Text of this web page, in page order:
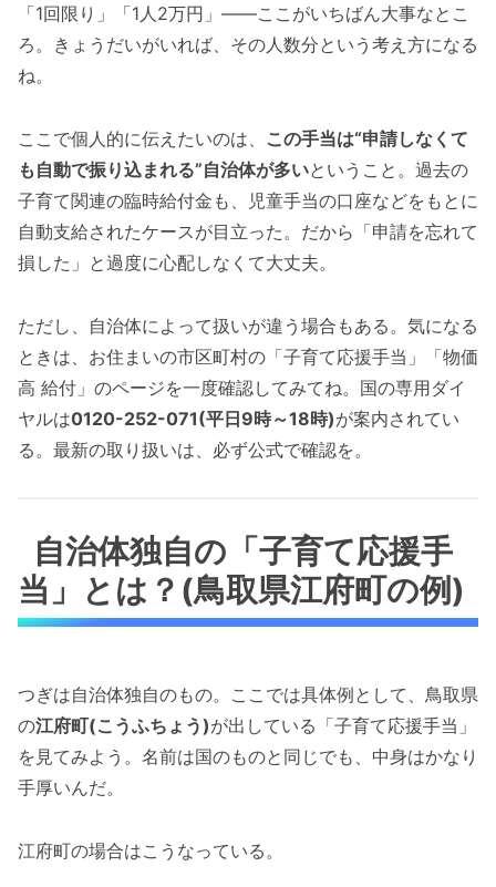
「1回限り」「1人2万円」——ここがいちばん大事なとこ
ろ。きょうだいがいれば、その人数分という考え方になる
ね。
ここで個人的に伝えたいのは、 この手当は“申請しなくて
も自動で振り込まれる”自治体が多いということ。過去の
子育て関連の臨時給付金も、児童手当の口座などをもとに
自動支給されたケースが目立った。だから「申請を忘れて
損した」と過度に心配しなくて大丈夫。
ただし、自治体によって扱いが違う場合もある。気になる
ときは、お住まいの市区町村の「子育て応援手当」「物価
高 給付」のページを一度確認してみてね。国の専用ダイ
ヤルは0120-252-071(平日9時～18時)が案内されてい
る。最新の取り扱いは、必ず公式で確認を。
自治体独自の「子育て応援手
当」とは？(鳥取県江府町の例)
つぎは自治体独自のもの。ここでは具体例として、鳥取県
の江府町(こうふちょう)が出している「子育て応援手当」
を見てみよう。名前は国のものと同じでも、中身はかなり
手厚いんだ。
江府町の場合はこうなっている。